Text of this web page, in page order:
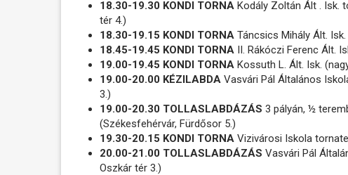
18.30-19.30 KONDI TORNA Kodály Zoltán Ált . Isk.
tér 4.)
18.30-19.15 KONDI TORNA Táncsics Mihály Ált.
18.45-19.45 KONDI TORNA II. Rákóczi Ferenc Ált.
19.00-19.45 KONDI TORNA Kossuth L. Ált. Isk.
19.00-20.00 KÉZILABDA Vasvári Pál Általános
3.)
19.00-20.30 TOLLASLABDÁZÁS 3 pályán, ½
(Székesfehérvár, Fürdősor 5.)
19.30-20.15 KONDI TORNA Vizivárosi Iskola
20.00-21.00 TOLLASLABDÁZÁS Vasvári Pál
Oszkár tér 3.)